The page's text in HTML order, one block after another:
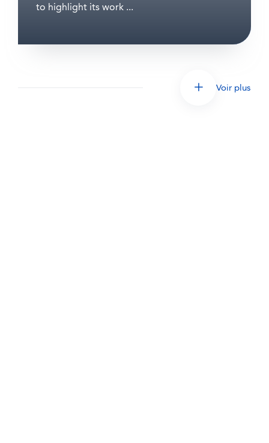
to highlight its work ...
Voir plus